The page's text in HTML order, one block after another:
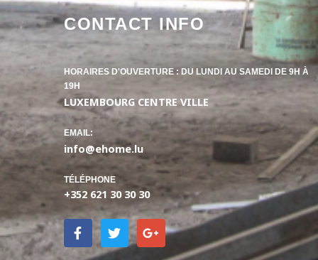
CONTACT INFO
HORAIRES D'OUVERTURE : DU LUNDI AU SAMEDI DE 9H À
19H
LUXEMBOURG CENTRE VILLE​
EMAIL:
info@ehome.lu
TÉLÉPHONE
+352 621 30 30 30